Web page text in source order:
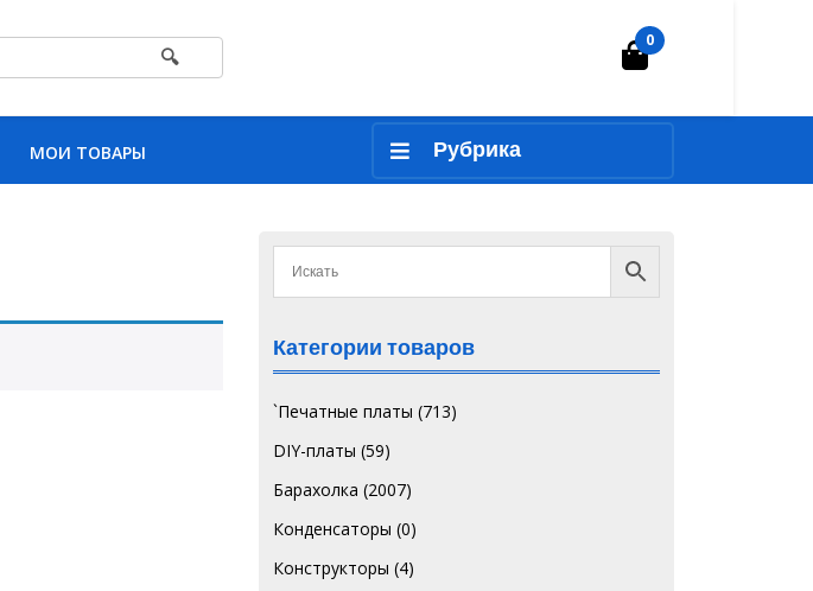
🔍 Корзина
0
МОИ ТОВАРЫ Рубрика
Категории товаров
`Печатные платы (713)
DIY-платы (59)
Барахолка (2007)
Конденсаторы (0)
Конструкторы (4)